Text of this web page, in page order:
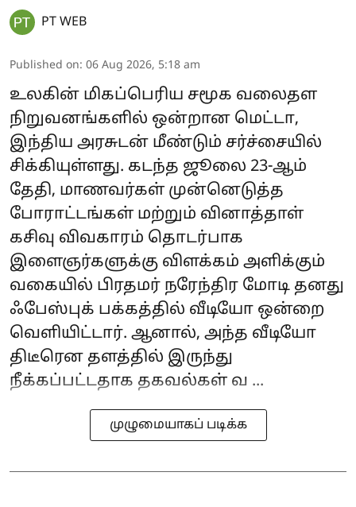
PT WEB
Published on: 06 Aug 2026, 5:18 am
உலகின் மிகப்பெரிய சமூக வலைதள
நிறுவனங்களில் ஒன்றான மெட்டா,
இந்திய அரசுடன் மீண்டும் சர்ச்சையில்
சிக்கியுள்ளது. கடந்த ஜூலை 23-ஆம்
தேதி, மாணவர்கள் முன்னெடுத்த
போராட்டங்கள் மற்றும் வினாத்தாள்
கசிவு விவகாரம் தொடர்பாக
இளைஞர்களுக்கு விளக்கம் அளிக்கும்
வகையில் பிரதமர் நரேந்திர மோடி தனது
ஃபேஸ்புக் பக்கத்தில் வீடியோ ஒன்றை
வெளியிட்டார். ஆனால், அந்த வீடியோ
திடீரென தளத்தில் இருந்து
நீக்கப்பட்டதாக தகவல்கள் வ ...
முழுமையாகப் படிக்க